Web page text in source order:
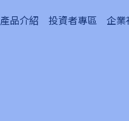
產品介紹 投資者專區 企業